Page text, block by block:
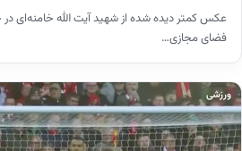
عکس کمتر دیده شده از شهید آیت الله خامنه‌ای در
فضای مجازی…
ورزشی